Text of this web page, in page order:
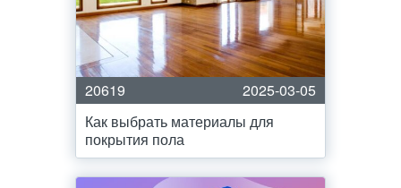
20619
2025-03-05
Как выбрать материалы для
покрытия пола